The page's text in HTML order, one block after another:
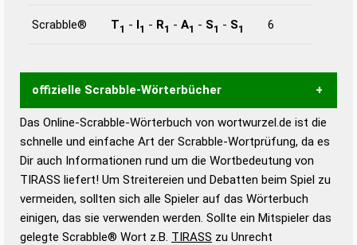
Scrabble® T1 - I1 - R1 - A1 - S1 - S1 6
offizielle Scrabble-Wörterbücher
Wortwurzel liefert mit Hilfe eines semantischen
Wortanalyse-Algorithmus gute Anhaltspunkte zu
Wortbedeutung, Worttrennung und Wortform, um die
Gültigkeit eines Wortes für das Scrabble-Spiel zu
bestimmen!
zugelassene Turnier Scrabble-
Wörterbücher sind:
Das Online-Scrabble-Wörterbuch von wortwurzel.de ist die
schnelle und einfache Art der Scrabble-Wortprüfung, da es
Dir auch Informationen rund um die Wortbedeutung von
TIRASS liefert! Um Streitereien und Debatten beim Spiel zu
vermeiden, sollten sich alle Spieler auf das Wörterbuch
einigen, das sie verwenden werden. Sollte ein Mitspieler das
gelegte Scrabble® Wort z.B. TIRASS zu Unrecht